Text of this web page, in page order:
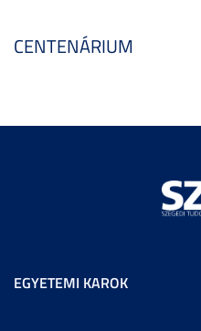
CENTENÁRIUM
EGYETEMI KAROK